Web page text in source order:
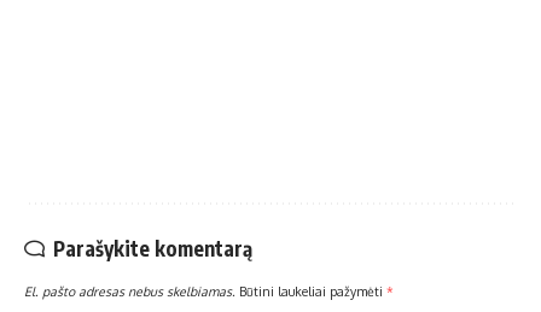
Parašykite komentarą
El. pašto adresas nebus skelbiamas. Būtini laukeliai pažymėti *